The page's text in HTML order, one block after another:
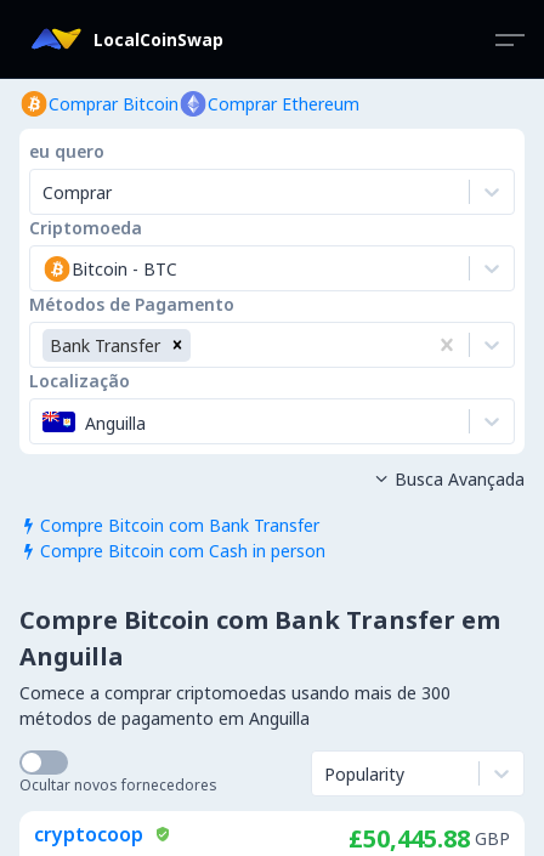
LocalCoinSwap
Comprar Bitcoin Comprar Ethereum
eu quero
Comprar
Criptomoeda
Bitcoin - BTC
Métodos de Pagamento
Bank Transfer
Localização
Anguilla
 Compre Bitcoin com Bank Transfer
 Compre Bitcoin com Cash in person
 Busca Avançada
Compre Bitcoin com Bank Transfer em
Anguilla
Comece a comprar criptomoedas usando mais de 300
métodos de pagamento em Anguilla
Ocultar novos fornecedores Popularity
cryptocoop £50,445.88 GBP